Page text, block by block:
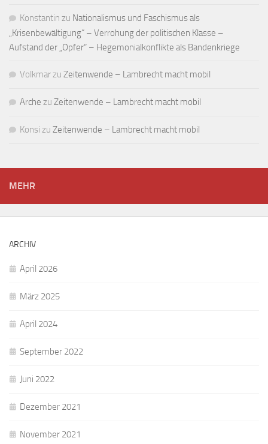
Konstantin zu Nationalismus und Faschismus als
„Krisenbewältigung“ – Verrohung der politischen Klasse –
Aufstand der „Opfer“ – Hegemonialkonflikte als Bandenkriege
Volkmarzu Zeitenwende – Lambrecht macht mobil
Arche zu Zeitenwende – Lambrecht macht mobil
Konsi zu Zeitenwende – Lambrecht macht mobil
MEHR
ARCHIV
April 2026
März 2025
April 2024
September 2022
Juni 2022
Dezember 2021
November 2021